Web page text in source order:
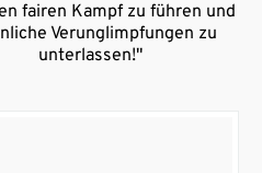
fairen Kampf zu führen und
Verunglimpfungen zu
unterlassen!"